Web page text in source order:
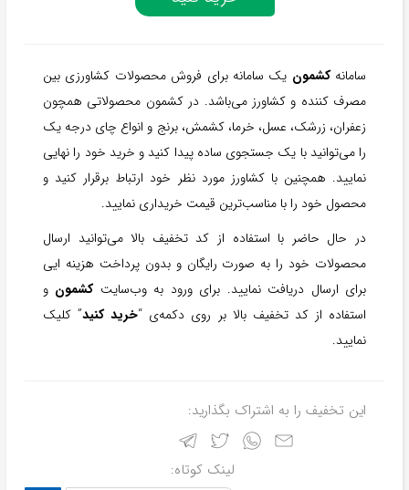
سامانهکشمون یک سامانه برای فروش محصولات کشاورزی بین
مصرف کننده و کشاورز می‌باشد. در کشمون محصولاتی همچون
زعفران، زرشک، عسل، خرما، کشمش، برنج و انواع چای درجه یک
را می‌توانید با یک جستجوی ساده پیدا کنید و خرید خود را نهایی
نمایید. همچنین با کشاورز مورد نظر خود ارتباط برقرار کنید و
محصول خود را با مناسب‌ترین قیمت خریداری نمایید.
در حال حاضر با استفاده از کد تخفیف بالا می‌توانید ارسال
محصولات خود را به صورت رایگان و بدون پرداخت هزینه ایی
برای ارسال دریافت نمایید. برای ورود به وب‌سایتکشمون و
استفاده از کد تخفیف بالا بر روی دکمه‌ی “خرید کنید” کلیک
نمایید.
این تخفیف را به اشتراک بگذارید:
لینک کوتاه: